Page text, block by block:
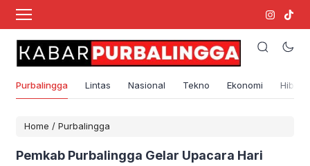
Purbalingga Lintas Nasional Tekno Ekonomi
Home / Purbalingga
Pemkab Purbalingga Gelar Upacara Hari